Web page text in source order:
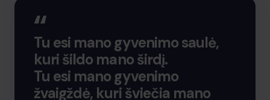
Tu esi mano gyvenimo saulė,
kuri šildo mano širdį.
Tu esi mano gyvenimo
žvaigždė, kuri šviečia mano